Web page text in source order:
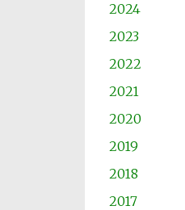
2024
2023
2022
2021
2020
2019
2018
2017